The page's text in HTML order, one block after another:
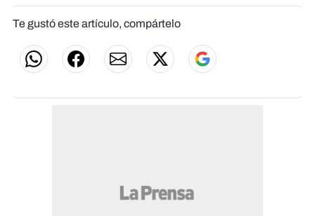
Te gustó este artículo, compártelo